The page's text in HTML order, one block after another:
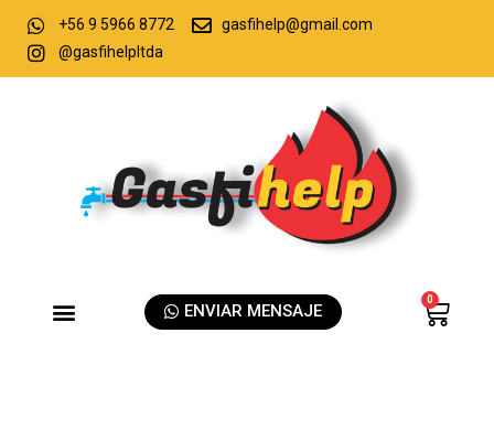
+56 9 5966 8772
gasfihelp@gmail.com
@gasfihelpltda
ENVIAR MENSAJE
0